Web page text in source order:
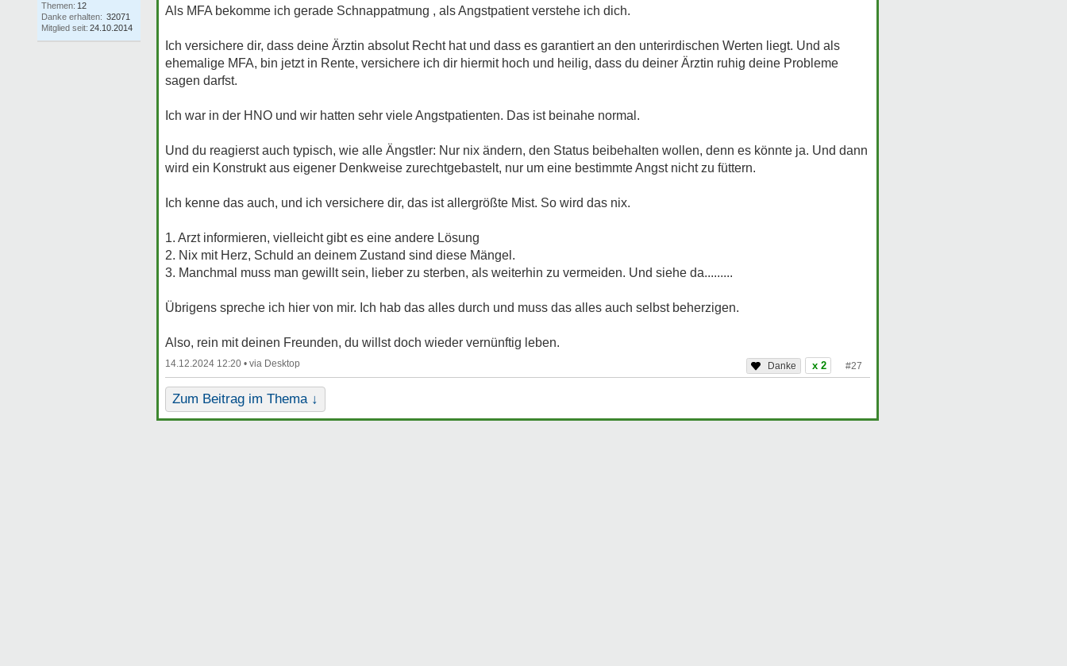
Themen: 12
Danke erhalten: 32071
Mitglied seit: 24.10.2014
Als MFA bekomme ich gerade Schnappatmung , als Angstpatient verstehe ich dich.
Ich versichere dir, dass deine Ärztin absolut Recht hat und dass es garantiert an den unterirdischen Werten liegt. Und als
ehemalige MFA, bin jetzt in Rente, versichere ich dir hiermit hoch und heilig, dass du deiner Ärztin ruhig deine Probleme
sagen darfst.
Ich war in der HNO und wir hatten sehr viele Angstpatienten. Das ist beinahe normal.
Und du reagierst auch typisch, wie alle Ängstler: Nur nix ändern, den Status beibehalten wollen, denn es könnte ja. Und dann
wird ein Konstrukt aus eigener Denkweise zurechtgebastelt, nur um eine bestimmte Angst nicht zu füttern.
Ich kenne das auch, und ich versichere dir, das ist allergrößte Mist. So wird das nix.
1. Arzt informieren, vielleicht gibt es eine andere Lösung
2. Nix mit Herz, Schuld an deinem Zustand sind diese Mängel.
3. Manchmal muss man gewillt sein, lieber zu sterben, als weiterhin zu vermeiden. Und siehe da.........
Übrigens spreche ich hier von mir. Ich hab das alles durch und muss das alles auch selbst beherzigen.
Also, rein mit deinen Freunden, du willst doch wieder vernünftig leben.
14.12.2024 12:20 • x 2 #27
Zum Beitrag im Thema ↓